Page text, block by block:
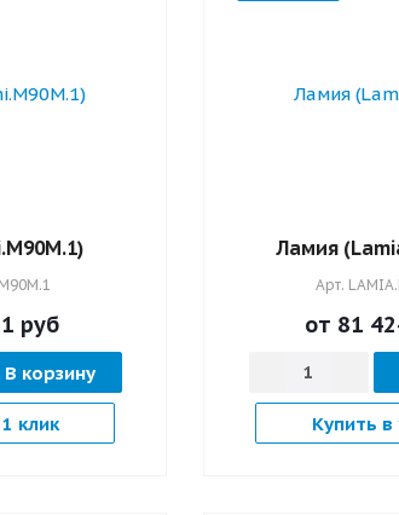
руб
В корзину
клик
Ламия
Арт.
от 81
Купить в